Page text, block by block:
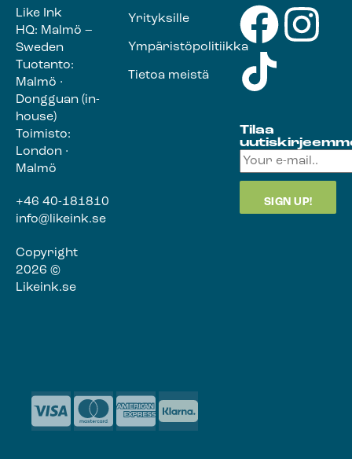
Like Ink
HQ: Malmö –
Sweden
Tuotanto:
Malmö ·
Dongguan (in-
house)
Toimisto:
London ·
Malmö
+46 40-181810
info@likeink.se
Copyright
2026 ©
Likeink.se
Yrityksille
Ympäristöpolitiikka
Tietoa meistä
Tilaa